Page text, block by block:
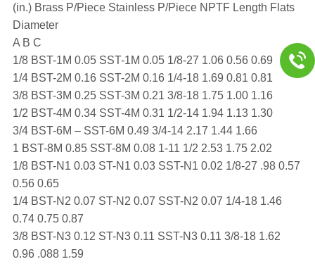
(in.) Brass P/Piece Stainless P/Piece NPTF Length Flats
Diameter
A B C
1/8 BST-1M 0.05 SST-1M 0.05 1/8-27 1.06 0.56 0.69
1/4 BST-2M 0.16 SST-2M 0.16 1/4-18 1.69 0.81 0.81
3/8 BST-3M 0.25 SST-3M 0.21 3/8-18 1.75 1.00 1.16
1/2 BST-4M 0.34 SST-4M 0.31 1/2-14 1.94 1.13 1.30
3/4 BST-6M – SST-6M 0.49 3/4-14 2.17 1.44 1.66
1 BST-8M 0.85 SST-8M 0.08 1-11 1/2 2.53 1.75 2.02
1/8 BST-N1 0.03 ST-N1 0.03 SST-N1 0.02 1/8-27 .98 0.57
0.56 0.65
1/4 BST-N2 0.07 ST-N2 0.07 SST-N2 0.07 1/4-18 1.46
0.74 0.75 0.87
3/8 BST-N3 0.12 ST-N3 0.11 SST-N3 0.11 3/8-18 1.62
0.96 .088 1.59